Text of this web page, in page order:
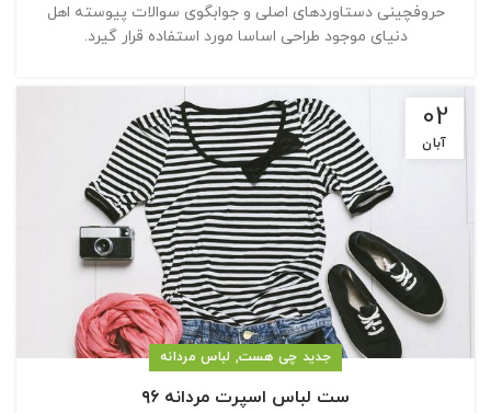
حروفچینی دستاوردهای اصلی و جوابگوی سوالات پیوسته اهل
دنیای موجود طراحی اساسا مورد استفاده قرار گیرد.
02
آبان
جدید چی هست, لباس مردانه
ست لباس اسپرت مردانه ۹۶